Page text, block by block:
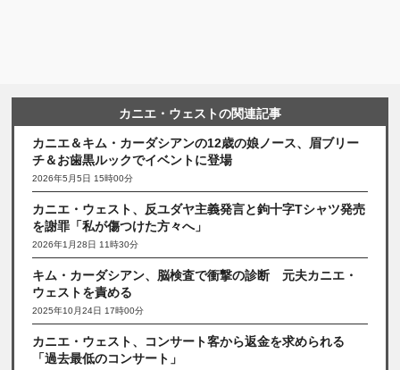
カニエ・ウェストの関連記事
カニエ＆キム・カーダシアンの12歳の娘ノース、眉ブリー
チ＆お歯黒ルックでイベントに登場
2026年5月5日 15時00分
カニエ・ウェスト、反ユダヤ主義発言と鉤十字Tシャツ発売
を謝罪「私が傷つけた方々へ」
2026年1月28日 11時30分
キム・カーダシアン、脳検査で衝撃の診断 元夫カニエ・
ウェストを責める
2025年10月24日 17時00分
カニエ・ウェスト、コンサート客から返金を求められる
「過去最低のコンサート」